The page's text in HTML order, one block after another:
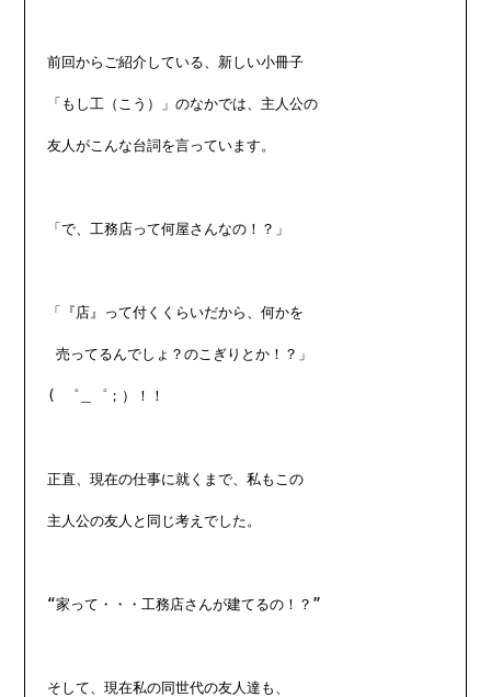
前回からご紹介している、新しい小冊子
「もし工（こう）」のなかでは、主人公の
友人がこんな台詞を言っています。
「で、工務店って何屋さんなの！？」
「『店』って付くくらいだから、何かを
売ってるんでしょ？のこぎりとか！？」
( ゜＿゜；）！！
正直、現在の仕事に就くまで、私もこの
主人公の友人と同じ考えでした。
“家って・・・工務店さんが建てるの！？”
そして、現在私の同世代の友人達も、